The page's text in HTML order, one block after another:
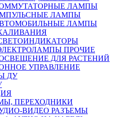
ЛАМПЫ
ЛАМПЫ
ЛАМПЫ
ПРОЧИЕ
ДЛЯ РАСТЕНИЙ
УПРАВЛЕНИЕ
ДУ
ПЕРЕХОДНИКИ
ВИДЕО РАЗЪЕМЫ